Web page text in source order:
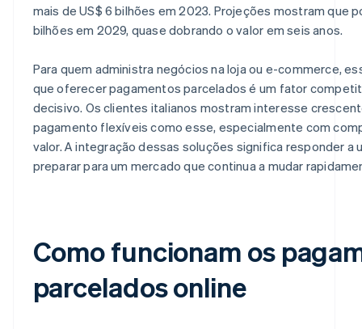
mais de US$ 6 bilhões em 2023. Projeções mostram que
bilhões em 2029, quase dobrando o valor em seis anos.
Para quem administra negócios na loja ou e-commerce,
que oferecer pagamentos parcelados é um fator
decisivo. Os clientes italianos mostram interesse
pagamento flexíveis como esse, especialmente com
valor. A integração dessas soluções significa responder a
preparar para um mercado que continua a mudar
Como funcionam os
parcelados online